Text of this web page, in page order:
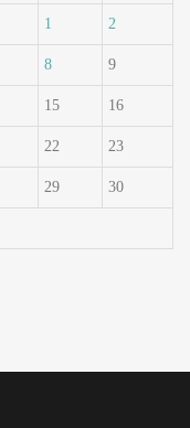
1 2
8 9
15 16
22 23
29 30